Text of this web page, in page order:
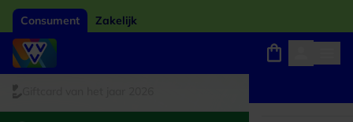
Consument Zakelijk